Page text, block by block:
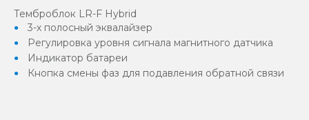
Темброблок LR-F Hybrid
3-х полосный эквалайзер
Регулировка уровня сигнала магнитного датчика
Индикатор батареи
Кнопка смены фаз для подавления обратной связи